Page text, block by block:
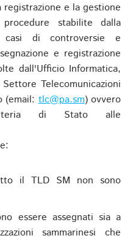
e la gestione
stabilite dalla
di controversie e
e registrazione
dall'Ufficio Informatica,
Telecomunicazioni
(email:tlc@pa.sm) ovvero
di Stato alle
il TLD SM non sono
essere assegnati sia a
sammarinesi che